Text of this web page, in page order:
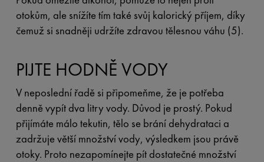
otokům, ale snížíte tím také svůj kalorický příjem, díky
čemuž si snadněji udržíte zdravou tělesnou váhu (5).
PIJTE HODNĚ VODY
V neposlední řadě si připomeňme, že je potřeba
denně vypít dva litry vody. Důvod je prostý. Pokud
přijímáte málo tekutin, tělo se brání dehydrataci a
zadržuje větší množství vody, výsledkem jsou právě
otoky. Proto nezapomínejte pít dostatečné množství